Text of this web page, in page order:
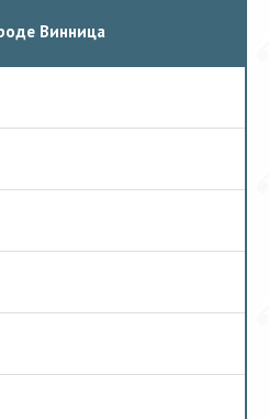
Винница